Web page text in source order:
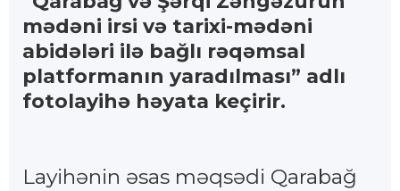
mədəni irsi və tarixi-mədəni
abidələri ilə bağlı rəqəmsal
platformanın yaradılması” adlı
fotolayihə həyata keçirir.
Layihənin əsas məqsədi Qarabağ